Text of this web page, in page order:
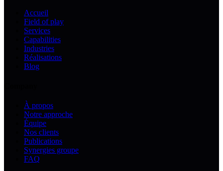
Accueil
Field of play
Services
Capabilities
Industries
Réalisations
Blog
À propos
Notre approche
Équipe
Nos clients
Publications
Synergies groupe
FAQ